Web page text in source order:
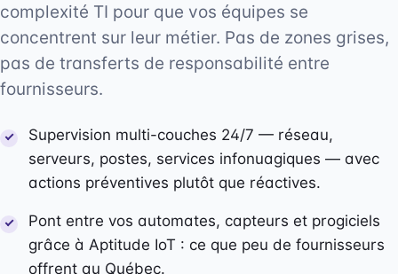
complexité TI pour que vos équipes se
concentrent sur leur métier. Pas de zones grises,
pas de transferts de responsabilité entre
fournisseurs.
Supervision multi-couches 24/7 — réseau,
serveurs, postes, services infonuagiques — avec
actions préventives plutôt que réactives.
Pont entre vos automates, capteurs et progiciels
grâce à Aptitude IoT : ce que peu de fournisseurs
offrent au Québec.